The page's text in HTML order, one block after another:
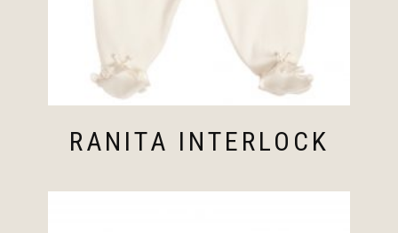
RANITA INTERLOCK